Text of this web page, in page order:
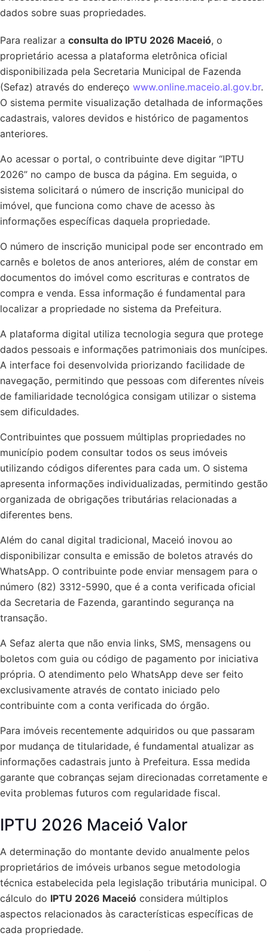
dados sobre suas propriedades.
Para realizar a consulta do IPTU 2026 Maceió, o
proprietário acessa a plataforma eletrônica oficial
disponibilizada pela Secretaria Municipal de Fazenda
(Sefaz) através do endereço www.online.maceio.al.gov.br.
O sistema permite visualização detalhada de informações
cadastrais, valores devidos e histórico de pagamentos
anteriores.
Ao acessar o portal, o contribuinte deve digitar “IPTU
2026” no campo de busca da página. Em seguida, o
sistema solicitará o número de inscrição municipal do
imóvel, que funciona como chave de acesso às
informações específicas daquela propriedade.
O número de inscrição municipal pode ser encontrado em
carnês e boletos de anos anteriores, além de constar em
documentos do imóvel como escrituras e contratos de
compra e venda. Essa informação é fundamental para
localizar a propriedade no sistema da Prefeitura.
A plataforma digital utiliza tecnologia segura que protege
dados pessoais e informações patrimoniais dos munícipes.
A interface foi desenvolvida priorizando facilidade de
navegação, permitindo que pessoas com diferentes níveis
de familiaridade tecnológica consigam utilizar o sistema
sem dificuldades.
Contribuintes que possuem múltiplas propriedades no
município podem consultar todos os seus imóveis
utilizando códigos diferentes para cada um. O sistema
apresenta informações individualizadas, permitindo gestão
organizada de obrigações tributárias relacionadas a
diferentes bens.
Além do canal digital tradicional, Maceió inovou ao
disponibilizar consulta e emissão de boletos através do
WhatsApp. O contribuinte pode enviar mensagem para o
número (82) 3312-5990, que é a conta verificada oficial
da Secretaria de Fazenda, garantindo segurança na
transação.
A Sefaz alerta que não envia links, SMS, mensagens ou
boletos com guia ou código de pagamento por iniciativa
própria. O atendimento pelo WhatsApp deve ser feito
exclusivamente através de contato iniciado pelo
contribuinte com a conta verificada do órgão.
Para imóveis recentemente adquiridos ou que passaram
por mudança de titularidade, é fundamental atualizar as
informações cadastrais junto à Prefeitura. Essa medida
garante que cobranças sejam direcionadas corretamente e
evita problemas futuros com regularidade fiscal.
IPTU 2026 Maceió Valor
A determinação do montante devido anualmente pelos
proprietários de imóveis urbanos segue metodologia
técnica estabelecida pela legislação tributária municipal. O
cálculo do IPTU 2026 Maceió considera múltiplos
aspectos relacionados às características específicas de
cada propriedade.